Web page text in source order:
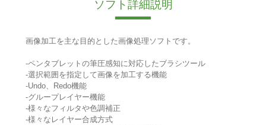
ソフト詳細説明
画像加工を主な目的とした画像処理ソフトです。
-ペンタブレットの筆圧感知に対応したブラシツール
-選択範囲を指定して画像を加工する機能
-Undo、Redo機能
-グループレイヤー機能
-様々なフィルタや色調補正
-様々なレイヤー合成方式